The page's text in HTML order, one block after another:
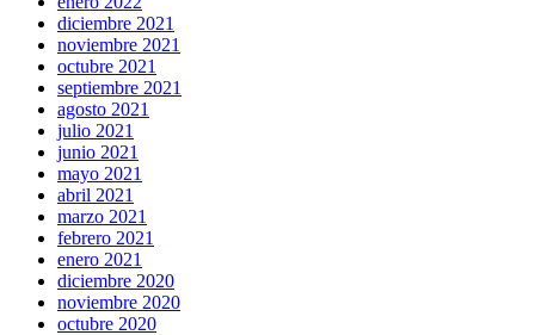
diciembre 2021
noviembre 2021
octubre 2021
septiembre 2021
agosto 2021
julio 2021
junio 2021
mayo 2021
abril 2021
marzo 2021
febrero 2021
enero 2021
diciembre 2020
noviembre 2020
octubre 2020